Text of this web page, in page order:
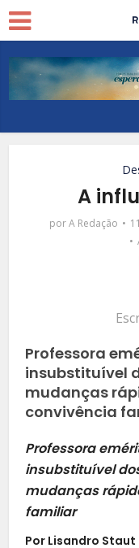
A
por A Redação
Professora
insubstituível
mudanças
convivência
Professora
insubstituível
mudanças
familiar
Por Lisandro Staut